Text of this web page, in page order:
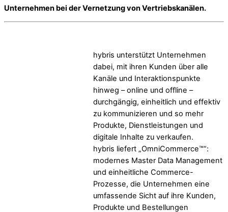
Unternehmen bei der Vernetzung von Vertriebskanälen.
hybris unterstützt Unternehmen
dabei, mit ihren Kunden über alle
Kanäle und Interaktionspunkte
hinweg – online und offline –
durchgängig, einheitlich und effektiv
zu kommunizieren und so mehr
Produkte, Dienstleistungen und
digitale Inhalte zu verkaufen.
hybris liefert „OmniCommerce™“:
modernes Master Data Management
und einheitliche Commerce-
Prozesse, die Unternehmen eine
umfassende Sicht auf ihre Kunden,
Produkte und Bestellungen